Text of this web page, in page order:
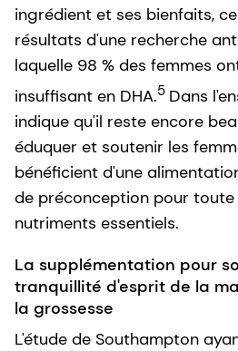
ingrédient et ses bienfaits,
résultats d'une recherche
laquelle 98 % des femmes
insuffisant en DHA.5 Dans
indique qu'il reste encore
éduquer et soutenir les
bénéficient d'une
de préconception pour toute
nutriments essentiels.
La supplémentation pour
tranquillité d'esprit de la
la grossesse
L'étude de Southampton